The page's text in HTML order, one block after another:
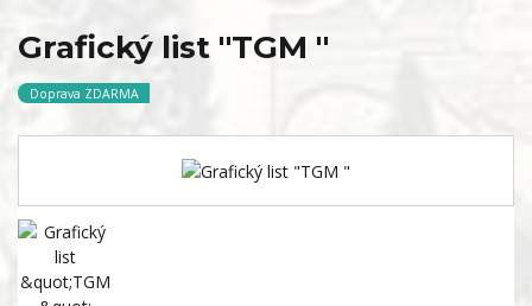
Grafický list "TGM "
Doprava ZDARMA